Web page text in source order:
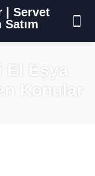
El Eşya
Konular